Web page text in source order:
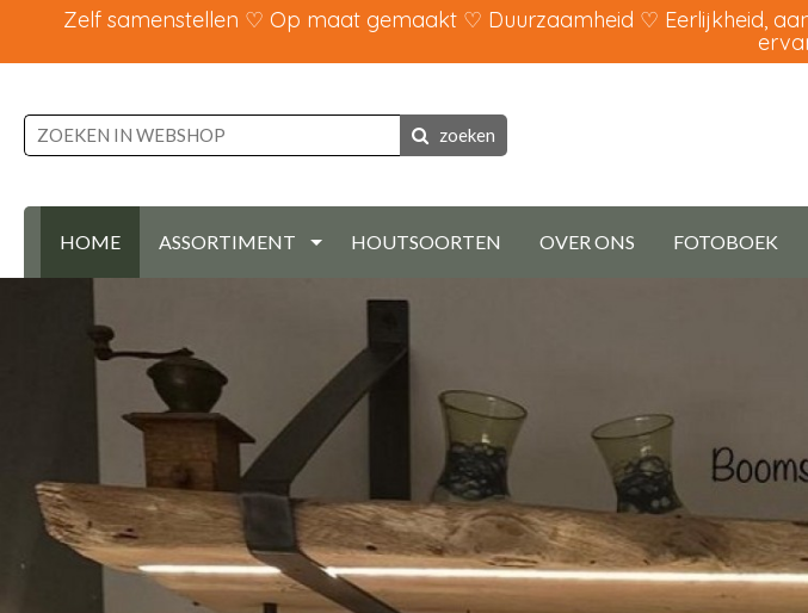
Zelf samenstellen ♡ Op maat gemaakt ♡ Duurzaamheid ♡ Eerlijkheid,
zoeken
HOME ASSORTIMENT HOUTSOORTEN OVER ONS FOTOBOEK